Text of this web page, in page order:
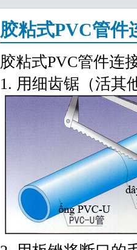
胶粘式PVC管件
胶粘式PVC管件连
1. 用细齿锯（活其